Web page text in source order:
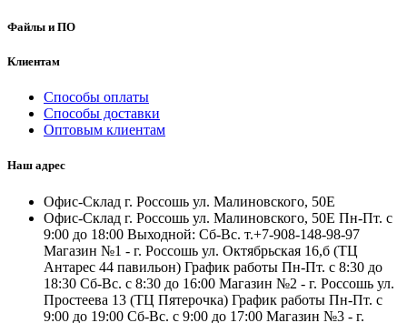
Файлы и ПО
Клиентам
Способы оплаты
Способы доставки
Оптовым клиентам
Наш адрес
Офис-Склад г. Россошь ул. Малиновского, 50Е
Офис-Склад г. Россошь ул. Малиновского, 50Е Пн-Пт. с
9:00 до 18:00 Выходной: Сб-Вс. т.+7-908-148-98-97
Магазин №1 - г. Россошь ул. Октябрьская 16,б (ТЦ
Антарес 44 павильон) График работы Пн-Пт. с 8:30 до
18:30 Сб-Вс. с 8:30 до 16:00 Магазин №2 - г. Россошь ул.
Простеева 13 (ТЦ Пятерочка) График работы Пн-Пт. с
9:00 до 19:00 Сб-Вс. с 9:00 до 17:00 Магазин №3 - г.